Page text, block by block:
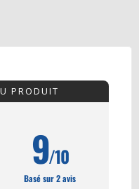
PRODUIT
9/10
Basé sur 2 avis